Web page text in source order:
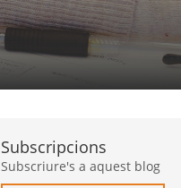
Subscripcions
Subscriure's a aquest blog